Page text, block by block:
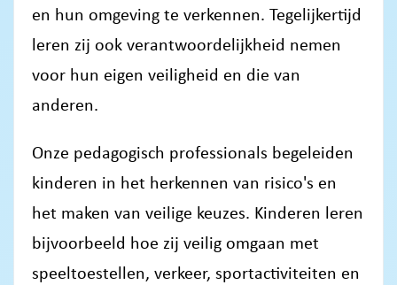
en hun omgeving te verkennen. Tegelijkertijd
leren zij ook verantwoordelijkheid nemen
voor hun eigen veiligheid en die van
anderen.
Onze pedagogisch professionals begeleiden
kinderen in het herkennen van risico's en
het maken van veilige keuzes. Kinderen leren
bijvoorbeeld hoe zij veilig omgaan met
speeltoestellen, verkeer, sportactiviteiten en